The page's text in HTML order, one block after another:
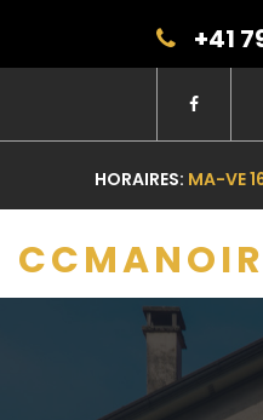
+41
HORAIRES: MA-VE
CCMANOIR